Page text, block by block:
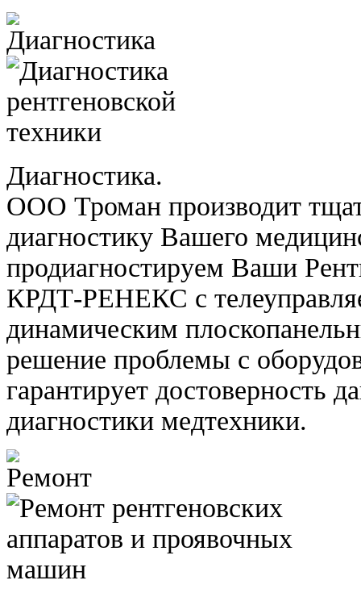
Диагностика.
ООО Троман производит
диагностику Вашего
продиагностируем Ваши
КРДТ-РЕНЕКС с
динамическим
решение проблемы с
гарантирует достоверность
диагностики медтехники.